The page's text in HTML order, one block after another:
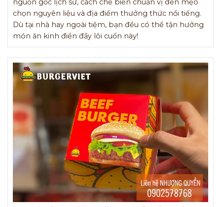
nguồn gốc lịch sử, cách chế biến chuẩn vị đến mẹo
chọn nguyên liệu và địa điểm thưởng thức nổi tiếng.
Dù tại nhà hay ngoài tiệm, bạn đều có thể tận hưởng
món ăn kinh điển đầy lôi cuốn này!